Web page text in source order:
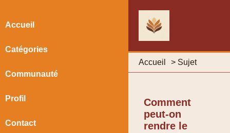
Accueil > Sujet
Accueil
Catégories
Communauté
Profil
Contact
Comment
peut-on
rendre le